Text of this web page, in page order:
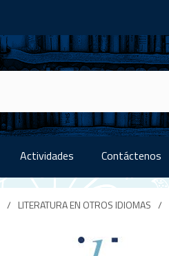
Actividades Contáctenos
/ LITERATURA EN OTROS IDIOMAS /